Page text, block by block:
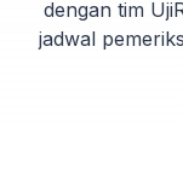
dengan tim
jadwal